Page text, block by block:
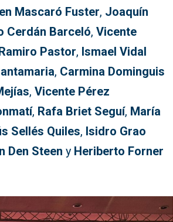
Mascaró Fuster, Joaquín
Cerdán Barceló,Vicente
Pastor, Ismael Vidal
, Carmina Dominguis
,Vicente Pérez
, Rafa Briet Seguí, María
Sellés Quiles, Isidro Grao
Den Steen y Heriberto Forner